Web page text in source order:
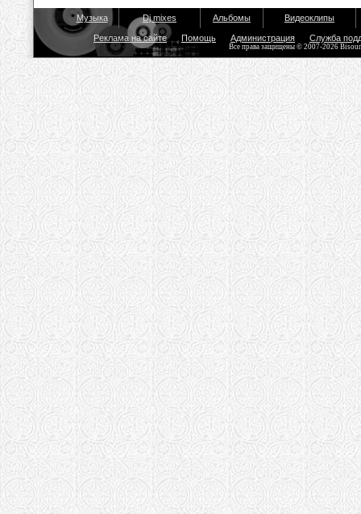
Музыка Dj mixes Альбомы Видеоклипы
Реклама на сайте Помощь Администрация Служба
Все права защищены © 2007-2026